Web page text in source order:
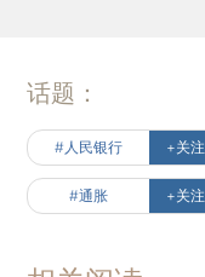
话题：
#人民银行 +关注
#通胀 +关注